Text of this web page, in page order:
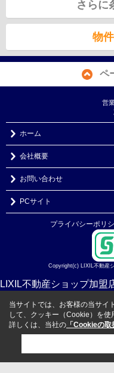
さらに
物
ペ
営
ホーム
会社概要
お問い合わせ
PCサイト
プライバシーポリ
Copyright(c) LIXIL不動産
LIXIL不動産ショップ加盟
当サイトでは、お客様の当サイ
して、クッキー（Cookie）を使
詳しくは、当社の 「Cookieの取